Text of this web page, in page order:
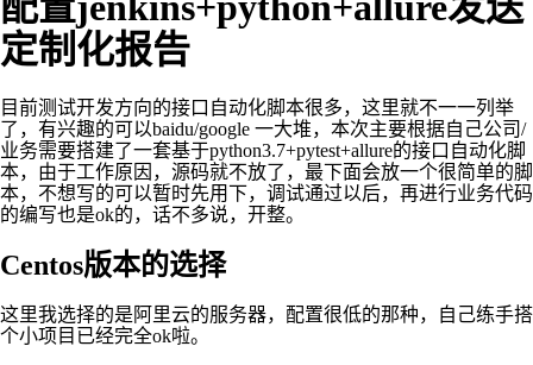
定制化报告
目前测试开发方向的接口自动化脚本很多，这里就不一一列举
了，有兴趣的可以baidu/google 一大堆，本次主要根据自己公司/
业务需要搭建了一套基于python3.7+pytest+allure的接口自动化脚
本，由于工作原因，源码就不放了，最下面会放一个很简单的脚
本，不想写的可以暂时先用下，调试通过以后，再进行业务代码
的编写也是ok的，话不多说，开整。
Centos版本的选择
这里我选择的是阿里云的服务器，配置很低的那种，自己练手搭
个小项目已经完全ok啦。